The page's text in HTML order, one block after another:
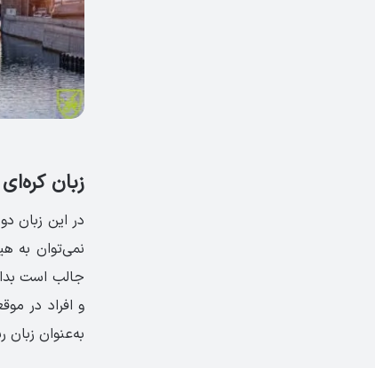
زبان کره‌ای
در این زبان
نمی‌توان به
و افراد در
به‌عنوان زبان